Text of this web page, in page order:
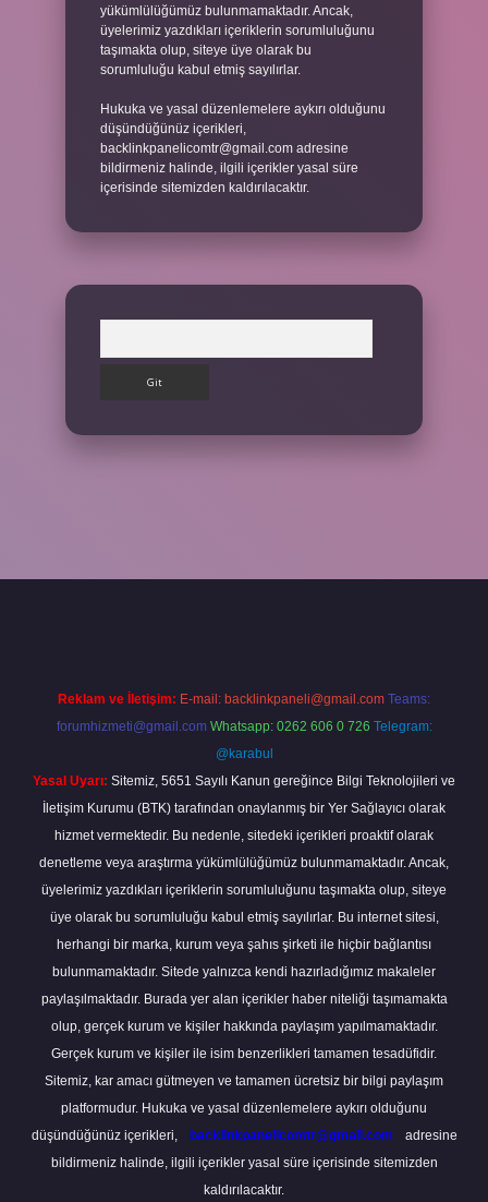
yükümlülüğümüz bulunmamaktadır. Ancak,
üyelerimiz yazdıkları içeriklerin sorumluluğunu
taşımakta olup, siteye üye olarak bu
sorumluluğu kabul etmiş sayılırlar.
Hukuka ve yasal düzenlemelere aykırı olduğunu
düşündüğünüz içerikleri,
backlinkpanelicomtr@gmail.com adresine
bildirmeniz halinde, ilgili içerikler yasal süre
içerisinde sitemizden kaldırılacaktır.
Reklam ve İletişim: E-mail: backlinkpaneli@gmail.com Teams:
forumhizmeti@gmail.com Whatsapp: 0262 606 0 726 Telegram:
@karabul
Yasal Uyarı: Sitemiz, 5651 Sayılı Kanun gereğince Bilgi Teknolojileri ve
İletişim Kurumu (BTK) tarafından onaylanmış bir Yer Sağlayıcı olarak
hizmet vermektedir. Bu nedenle, sitedeki içerikleri proaktif olarak
denetleme veya araştırma yükümlülüğümüz bulunmamaktadır. Ancak,
üyelerimiz yazdıkları içeriklerin sorumluluğunu taşımakta olup, siteye
üye olarak bu sorumluluğu kabul etmiş sayılırlar. Bu internet sitesi,
herhangi bir marka, kurum veya şahıs şirketi ile hiçbir bağlantısı
bulunmamaktadır. Sitede yalnızca kendi hazırladığımız makaleler
paylaşılmaktadır. Burada yer alan içerikler haber niteliği taşımamakta
olup, gerçek kurum ve kişiler hakkında paylaşım yapılmamaktadır.
Gerçek kurum ve kişiler ile isim benzerlikleri tamamen tesadüfidir.
Sitemiz, kar amacı gütmeyen ve tamamen ücretsiz bir bilgi paylaşım
platformudur. Hukuka ve yasal düzenlemelere aykırı olduğunu
düşündüğünüz içerikleri,
backlinkpanelicomtr@gmail.com
adresine
bildirmeniz halinde, ilgili içerikler yasal süre içerisinde sitemizden
kaldırılacaktır.